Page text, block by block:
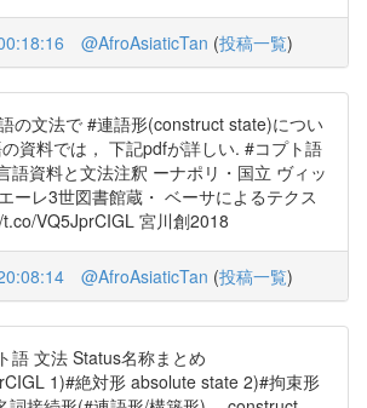
@AfroAsiaticTan (投稿一覧)
の文法で #連語形(construct state)につい
資料では， 下記pdfが詳しい. #コプト語
語資料と文法注釈 ーナポリ・国立 ヴィッ
ーレ3世図書館蔵・ ベーサによるテクス
t.co/VQ5JprCIGL 宮川創2018
@AfroAsiaticTan (投稿一覧)
語 文法 Status名称まとめ
1)#絶対形 absolute state 2)#拘束形